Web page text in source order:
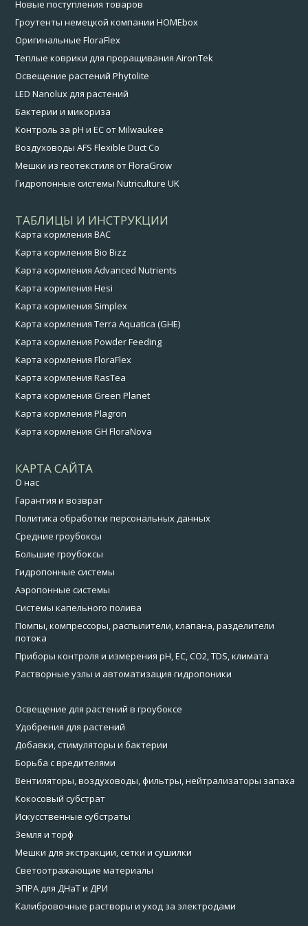
Новые поступления товаров
Гроутенты немецкой компании HOMEbox
Оригинальные FloraFlex
Теплые коврики для проращивания AironTek
Освещение растений Phytolite
LED Nanolux для растений
Бактерии и микориза
Контроль за pH и EC от Milwaukee
Воздуховоды AFS Flexible Duct Co
Мешки из геотекстиля от FloraGrow
Гидропонные системы Nutriculture UK
ТАБЛИЦЫ И ИНСТРУКЦИИ
Карта кормления BAC
Карта кормления Bio Bizz
Карта кормления Advanced Nutrients
Карта кормления Hesi
Карта кормления Simplex
Карта кормления Terra Aquatica (GHE)
Карта кормления Powder Feeding
Карта кормления FloraFlex
Карта кормления RasTea
Карта кормления Green Planet
Карта кормления Plagron
Карта кормления GH FloraNova
КАРТА САЙТА
О нас
Гарантия и возврат
Политика обработки персональных данных
Средние гроубоксы
Большие гроубоксы
Гидропонные системы
Аэропонные системы
Системы капельного полива
Помпы, компрессоры, распылители, клапана, разделители
потока
Приборы контроля и измерения pH, EC, CO2, TDS, климата
Растворные узлы и автоматизация гидропоники
Освещение для растений в гроубоксе
Удобрения для растений
Добавки, стимуляторы и бактерии
Борьба с вредителями
Вентиляторы, воздуховоды, фильтры, нейтрализаторы запаха
Кокосовый субстрат
Искусственные субстраты
Земля и торф
Мешки для экстракции, сетки и сушилки
Светоотражающие материалы
ЭПРА для ДНаТ и ДРИ
Калибровочные растворы и уход за электродами